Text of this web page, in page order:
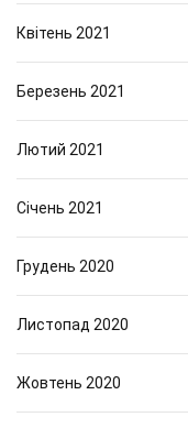
Квітень 2021
Березень 2021
Лютий 2021
Січень 2021
Грудень 2020
Листопад 2020
Жовтень 2020